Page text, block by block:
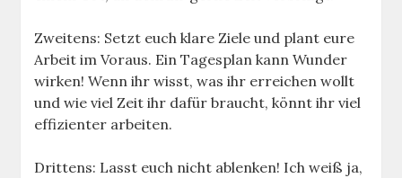
Zweitens: Setzt euch klare Ziele und plant eure
Arbeit im Voraus. Ein Tagesplan kann Wunder
wirken! Wenn ihr wisst, was ihr erreichen wollt
und wie viel Zeit ihr dafür braucht, könnt ihr viel
effizienter arbeiten.
Drittens: Lasst euch nicht ablenken! Ich weiß ja,